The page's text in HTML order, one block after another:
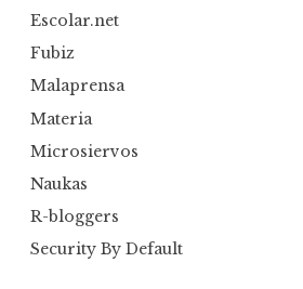
Escolar.net
Fubiz
Malaprensa
Materia
Microsiervos
Naukas
R-bloggers
Security By Default